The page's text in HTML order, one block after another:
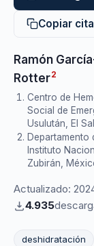
Copiar cita
Ramón
Rotter2
Centro de
Social de
Usulután, El
Departamento
Instituto
Zubirán,
Actualizado:
4.935
deshidratación